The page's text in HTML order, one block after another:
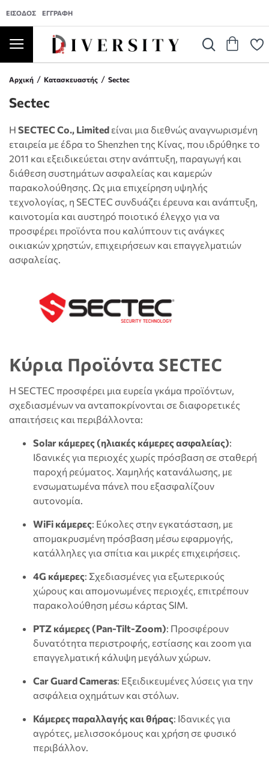
ΕΊΣΟΔΟΣ ΕΓΓΡΑΦΉ
Αρχική Κατασκευαστής Sectec
Sectec
Η SECTEC Co., Limited είναι μια διεθνώς αναγνωρισμένη
εταιρεία με έδρα το Shenzhen της Κίνας, που ιδρύθηκε το
2011 και εξειδικεύεται στην ανάπτυξη, παραγωγή και
διάθεση συστημάτων ασφαλείας και καμερών
παρακολούθησης. Ως μια επιχείρηση υψηλής
τεχνολογίας, η SECTEC συνδυάζει έρευνα και ανάπτυξη,
καινοτομία και αυστηρό ποιοτικό έλεγχο για να
προσφέρει προϊόντα που καλύπτουν τις ανάγκες
οικιακών χρηστών, επιχειρήσεων και επαγγελματιών
ασφαλείας.
Κύρια Προϊόντα SECTEC
Η SECTEC προσφέρει μια ευρεία γκάμα προϊόντων,
σχεδιασμένων να ανταποκρίνονται σε διαφορετικές
απαιτήσεις και περιβάλλοντα:
Solar κάμερες (ηλιακές κάμερες ασφαλείας):
Ιδανικές για περιοχές χωρίς πρόσβαση σε σταθερή
παροχή ρεύματος. Χαμηλής κατανάλωσης, με
ενσωματωμένα πάνελ που εξασφαλίζουν
αυτονομία.
WiFi κάμερες: Εύκολες στην εγκατάσταση, με
απομακρυσμένη πρόσβαση μέσω εφαρμογής,
κατάλληλες για σπίτια και μικρές επιχειρήσεις.
4G κάμερες: Σχεδιασμένες για εξωτερικούς
χώρους και απομονωμένες περιοχές, επιτρέπουν
παρακολούθηση μέσω κάρτας SIM.
PTZ κάμερες (Pan-Tilt-Zoom): Προσφέρουν
δυνατότητα περιστροφής, εστίασης και zoom για
επαγγελματική κάλυψη μεγάλων χώρων.
Car Guard Cameras: Εξειδικευμένες λύσεις για την
ασφάλεια οχημάτων και στόλων.
Κάμερες παραλλαγής και θήρας: Ιδανικές για
αγρότες, μελισσοκόμους και χρήση σε φυσικό
περιβάλλον.